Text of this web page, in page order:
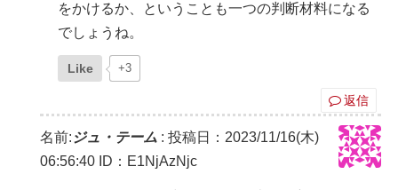
をかけるか、ということも一つの判断材料になる
でしょうね。
Like +3
返信
名前: ジュ・テーム : 投稿日：2023/11/16(木)
06:56:40 ID：E1NjAzNjc